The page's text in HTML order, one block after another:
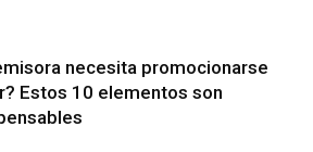
necesita promocionarse
Estos 10 elementos son